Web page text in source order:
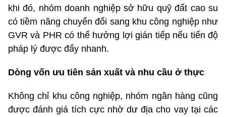
khi đó, nhóm doanh nghiệp sở hữu quỹ đất cao su
có tiềm năng chuyển đổi sang khu công nghiệp như
GVR và PHR có thể hưởng lợi gián tiếp nếu tiến độ
pháp lý được đẩy nhanh.
Dòng vốn ưu tiên sản xuất và nhu cầu ở thực
Không chỉ khu công nghiệp, nhóm ngân hàng cũng
được đánh giá tích cực nhờ dư địa cho vay tại các